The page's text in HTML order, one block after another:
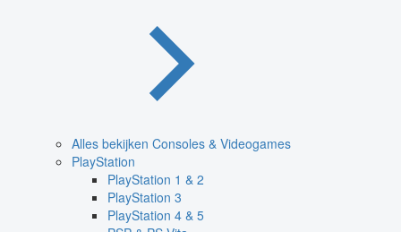
Alles bekijken Consoles & Videogames
PlayStation
PlayStation 1 & 2
PlayStation 3
PlayStation 4 & 5